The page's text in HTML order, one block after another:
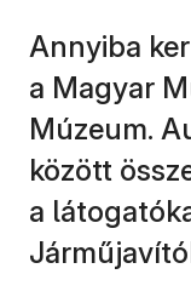
Annyiba
a Magyar
Múzeum.
között
a